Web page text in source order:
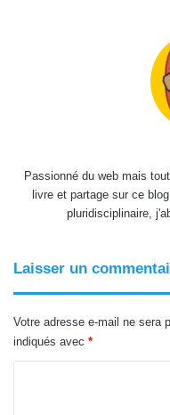
Passionné du web mais
livre et partage sur ce
pluridisciplinaire,
Laisser un
Votre adresse e-mail ne sera
indiqués avec *